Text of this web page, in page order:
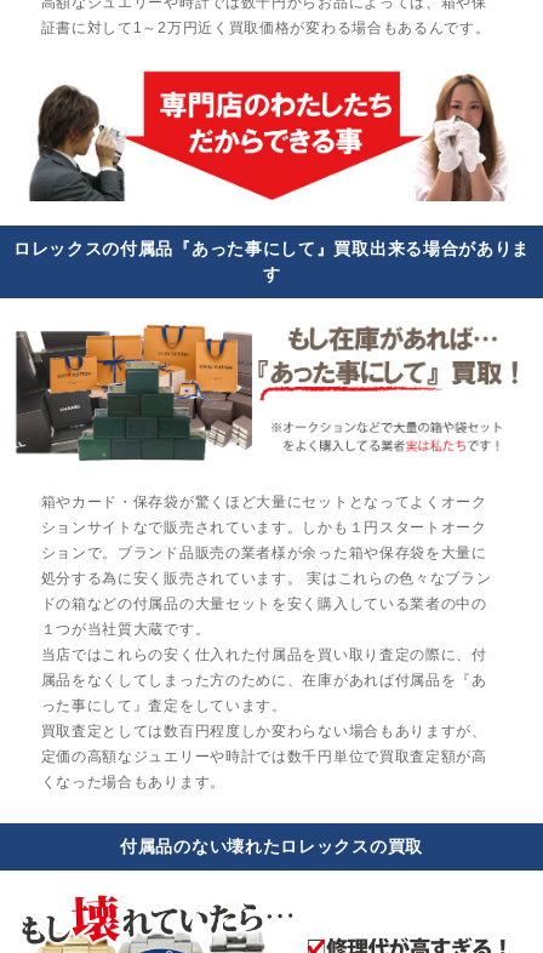
証書に対して1～2万円近く買取価格が変わる場合もあるんです。
ロレックスの付属品『あった事にして』買取出来る場合がありま
す
箱やカード・保存袋が驚くほど大量にセットとなってよくオーク
ションサイトなで販売されています。しかも１円スタートオーク
ションで。ブランド品販売の業者様が余った箱や保存袋を大量に
処分する為に安く販売されています。 実はこれらの色々なブラン
ドの箱などの付属品の大量セットを安く購入している業者の中の
１つが当社質大蔵です。
当店ではこれらの安く仕入れた付属品を買い取り査定の際に、付
属品をなくしてしまった方のために、在庫があれば付属品を『あ
った事にして』査定をしています。
買取査定としては数百円程度しか変わらない場合もありますが、
定価の高額なジュエリーや時計では数千円単位で買取査定額が高
くなった場合もあります。
付属品のない壊れたロレックスの買取